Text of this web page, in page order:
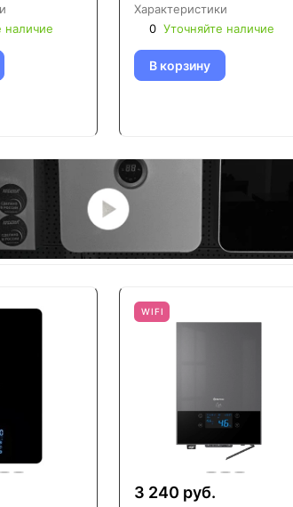
наличие
Характеристики
0 Уточняйте наличие
В корзину
WIFI
3 240 руб.